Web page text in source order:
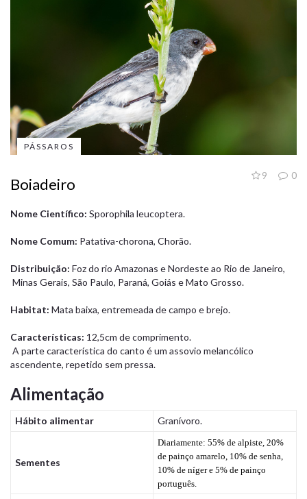
PÁSSAROS
0
9
Boiadeiro
Nome Científico: Sporophila leucoptera.
Nome Comum: Patativa-chorona, Chorão.
Distribuição: Foz do rio Amazonas e Nordeste ao Rio de Janeiro,
Minas Gerais, São Paulo, Paraná, Goiás e Mato Grosso.
Habitat: Mata baixa, entremeada de campo e brejo.
Características: 12,5cm de comprimento.
A parte característica do canto é um assovio melancólico
ascendente, repetido sem pressa.
Alimentação
Hábito alimentar Granívoro.
Sementes
Diariamente: 55% de alpiste, 20%
de painço amarelo, 10% de senha,
10% de níger e 5% de painço
português.